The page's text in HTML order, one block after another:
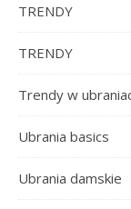
TRENDY
TRENDY
Trendy w
Ubrania basics
Ubrania damskie